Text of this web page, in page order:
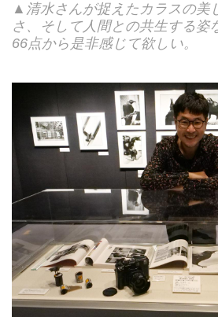
▲清水さんが捉えたカラスの美
さ、そして人間との共生する姿
66点から是非感じて欲しい。